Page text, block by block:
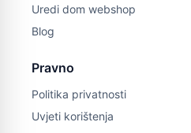
Uredi dom webshop
Blog
Pravno
Politika privatnosti
Uvjeti korištenja